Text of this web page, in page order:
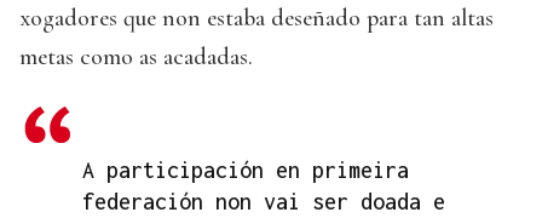
xogadores que non estaba deseñado para tan altas
metas como as acadadas.
A participación en primeira
federación non vai ser doada e